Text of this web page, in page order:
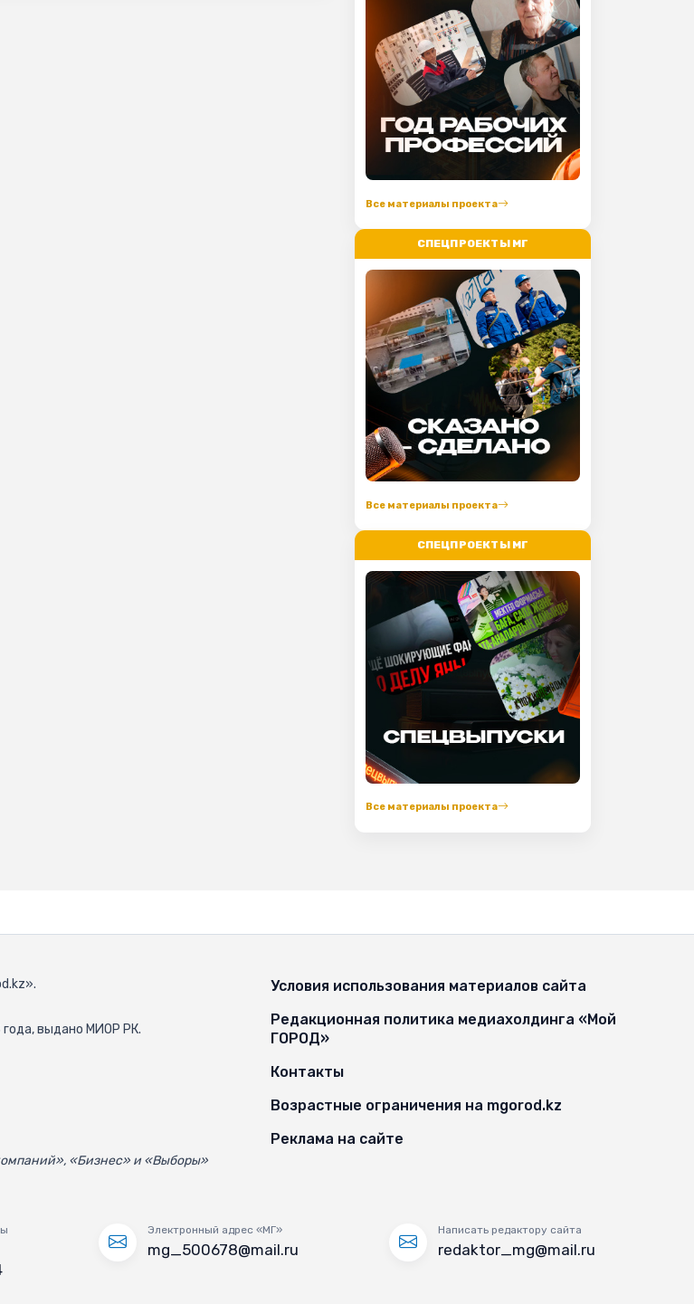
Все материалы проекта
СПЕЦПРОЕКТЫ МГ
Все материалы проекта
СПЕЦПРОЕКТЫ МГ
Все материалы проекта
выдано МИОР РК.
«Бизнес» и «Выборы»
Условия использования материалов сайта
Редакционная политика медиахолдинга «Мой
ГОРОД»
Контакты
Возрастные ограничения на mgorod.kz
Реклама на сайте
Электронный адрес «МГ»
mg_500678@mail.ru
Написать редактору сайта
redaktor_mg@mail.ru